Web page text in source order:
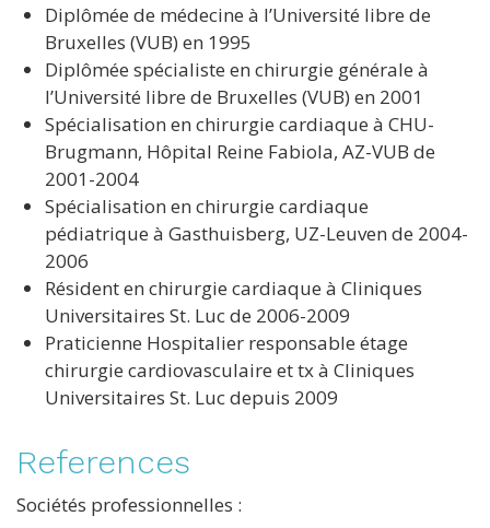
Diplômée de médecine à l’Université libre de
Bruxelles (VUB) en 1995
Diplômée spécialiste en chirurgie générale à
l’Université libre de Bruxelles (VUB) en 2001
Spécialisation en chirurgie cardiaque à CHU-
Brugmann, Hôpital Reine Fabiola, AZ-VUB de
2001-2004
Spécialisation en chirurgie cardiaque
pédiatrique à Gasthuisberg, UZ-Leuven de 2004-
2006
Résident en chirurgie cardiaque à Cliniques
Universitaires St. Luc de 2006-2009
Praticienne Hospitalier responsable étage
chirurgie cardiovasculaire et tx à Cliniques
Universitaires St. Luc depuis 2009
References
Sociétés professionnelles :